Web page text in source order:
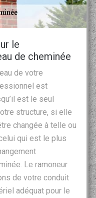
le
de cheminée
de votre
est
est le seul
structure, si elle
changée à telle ou
qui est le plus
Le ramoneur
de votre conduit
adéquat pour le